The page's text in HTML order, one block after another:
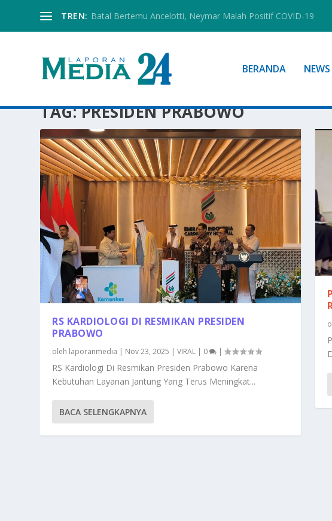
TREN: Batal Bertemu Ancelotti, Neymar Malah Positif COVID-19
BERANDA NEWS
TAG:PRESIDEN PRABOWO
RS KARDIOLOGI DI RESMIKAN PRESIDEN
PRABOWO
oleh laporanmedia | Nov 23, 2025 |VIRAL | 0 |
RS Kardiologi Di Resmikan Presiden Prabowo Karena
Kebutuhan Layanan Jantung Yang Terus Meningkat...
BACA SELENGKAPNYA